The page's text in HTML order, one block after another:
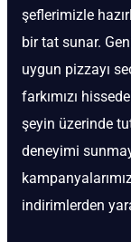
şeflerimizle
bir tat sunar.
uygun pizzayı
farkımızı
şeyin üzerinde
deneyimi
indirimlerden